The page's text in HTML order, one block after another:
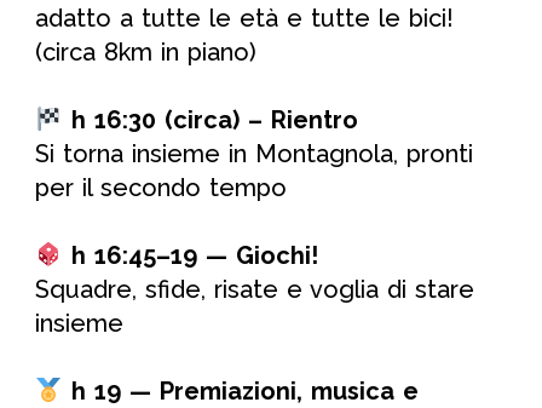
adatto a tutte le età e tutte le bici!
(circa 8km in piano)
h 16:30 (circa) – Rientro
Si torna insieme in Montagnola, pronti
per il secondo tempo
h 16:45–19 — Giochi!
Squadre, sfide, risate e voglia di stare
insieme
h 19 — Premiazioni, musica e